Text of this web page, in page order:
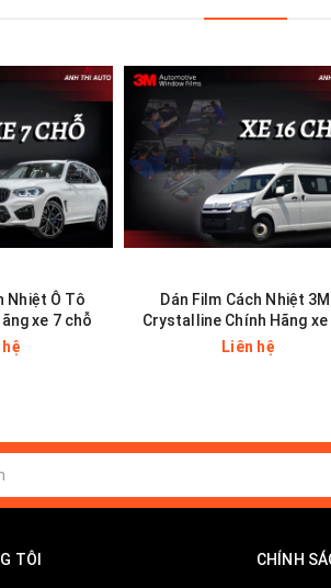
bình thường đã có tác động không
chúng có thể làm bỏng da, làm
thứ gây khó chịu nhất và cũng khó
Nhiệt Ô Tô
xe 7 chỗ
hệ
Dán Film Cách Nhiệt 3M
Crystalline Chính Hãng xe
chỗ
Liên hệ
TÔI CHÍNH